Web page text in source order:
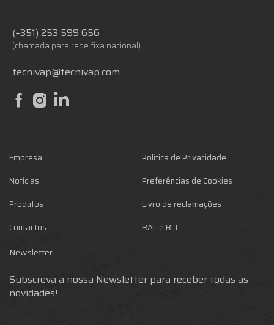
(+351) 253 599 656
(chamada para rede fixa nacional)
tecnivap@tecnivap.com
Empresa
Notícias
Produtos
Contactos
Política de Privacidade
Preferências de Cookies
Livro de reclamações
RAL e RLL
Newsletter
Subscreva a nossa Newsletter para receber todas as
novidades!